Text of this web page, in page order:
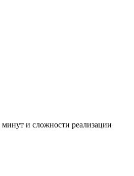
минут и сложности реализации